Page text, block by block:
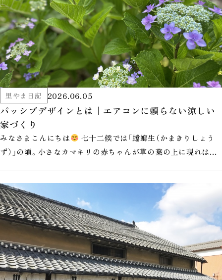
里やま日記 2026.06.05
パッシブデザインとは｜エアコンに頼らない涼しい
家づくり
みなさまこんにちは
七十二候では「蟷螂生（かまきりしょう
ず）」の頃。小さなカマキリの赤ちゃんが草の葉の上に現れはじ